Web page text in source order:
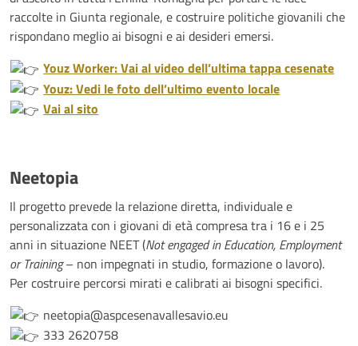
raccolte in Giunta regionale, e costruire politiche giovanili che
rispondano meglio ai bisogni e ai desideri emersi.
Youz Worker: Vai al video dell’ultima tappa cesenate
Youz: Vedi le foto dell’ultimo evento locale
Vai al sito
Neetopia
Il progetto prevede la relazione diretta, individuale e
personalizzata con i giovani di età compresa tra i 16 e i 25
anni in situazione NEET (Not engaged in Education, Employment
or Training– non impegnati in studio, formazione o lavoro).
Per costruire percorsi mirati e calibrati ai bisogni specifici.
neetopia@aspcesenavallesavio.eu
333 2620758